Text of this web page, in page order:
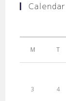
Calendar
M T
3 4